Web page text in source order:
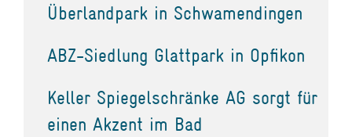
Überlandpark in Schwamendingen
ABZ-Siedlung Glattpark in Opfikon
Keller Spiegelschränke AG sorgt für
einen Akzent im Bad